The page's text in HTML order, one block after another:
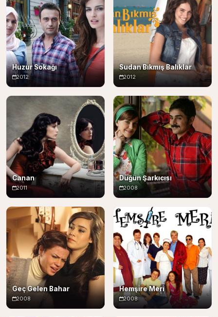
Huzur Sokağı
2012
Sudan Bıkmış Balıklar
2012
Canan
2011
Düğün Şarkıcısı
2008
Geç Gelen Bahar
2008
Hemşire Meri
2008